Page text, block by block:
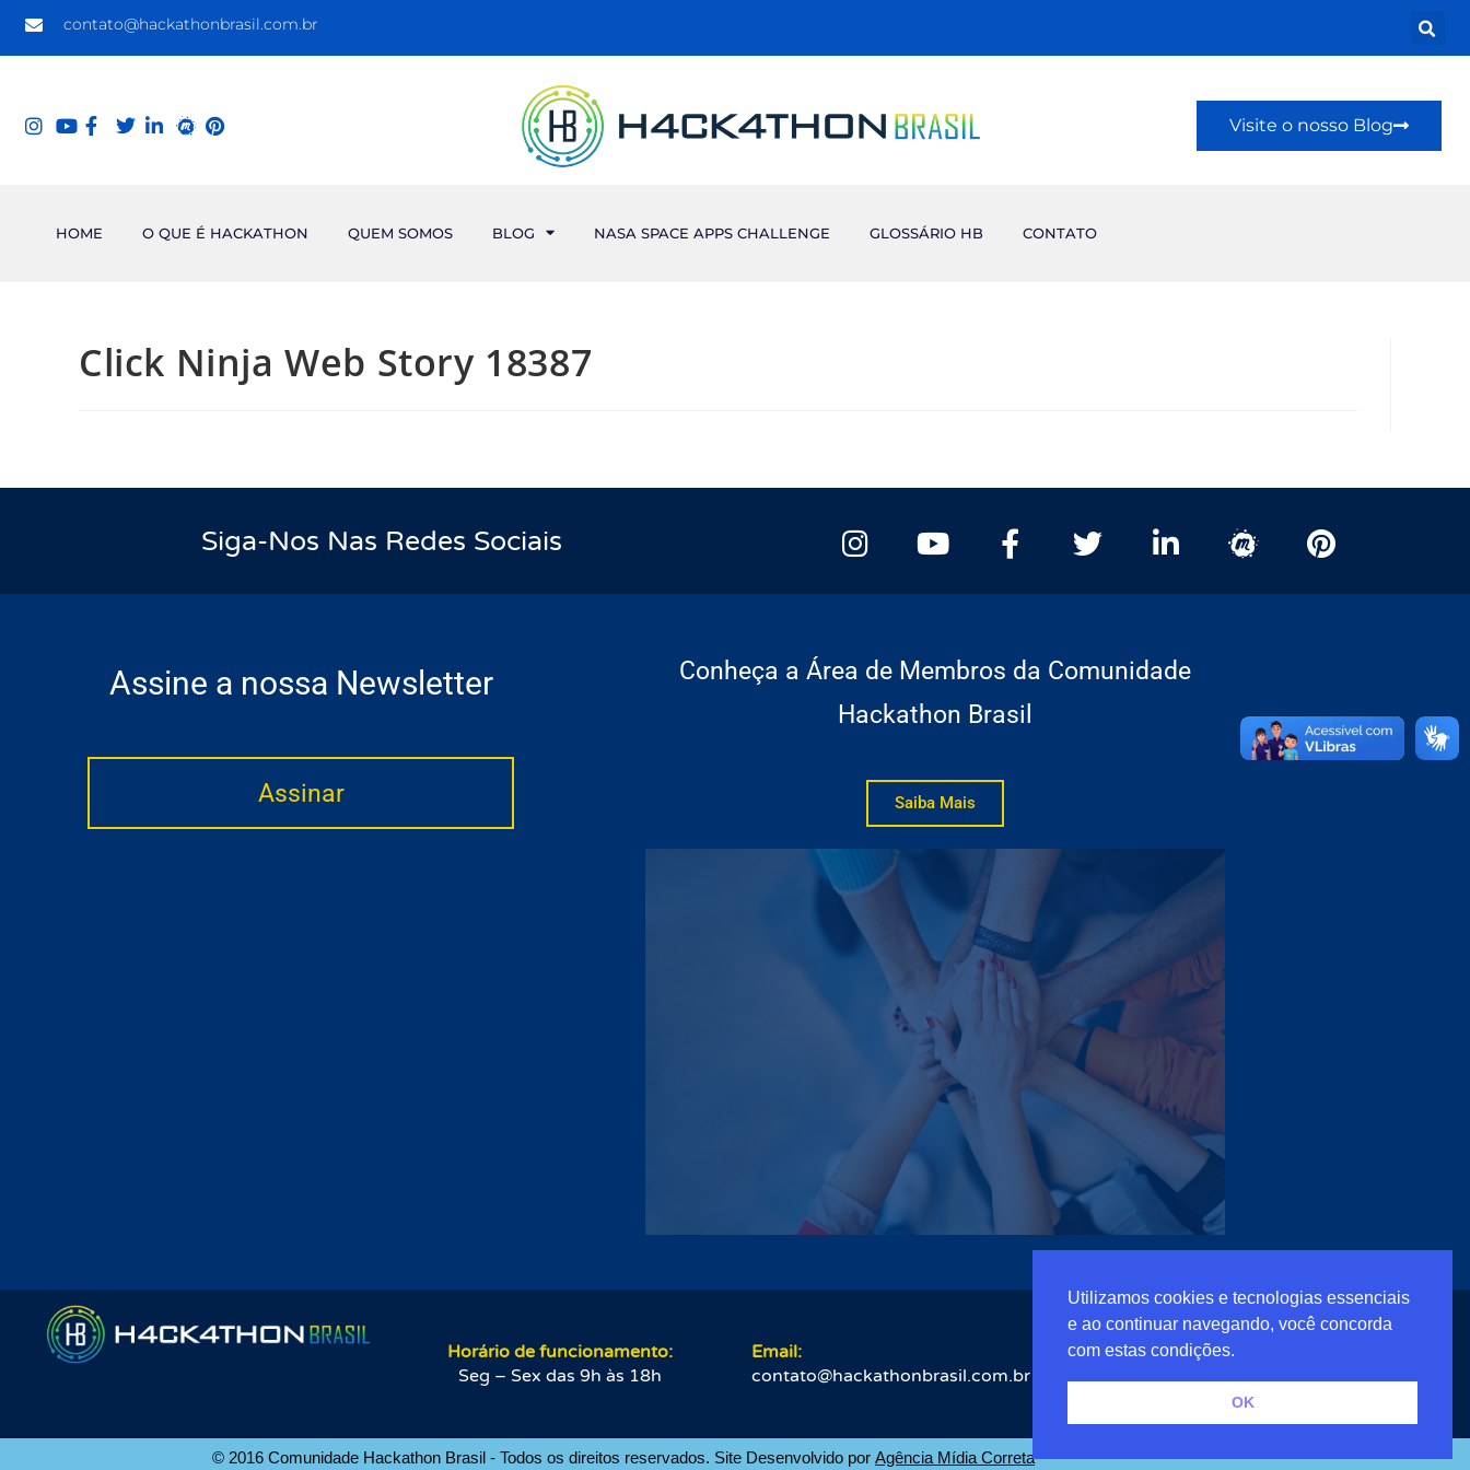
contato@hackathonbrasil.com.br
Visite o nosso Blog
HOME O QUE É HACKATHON QUEM SOMOS BLOG NASA SPACE APPS CHALLENGE GLOSSÁRIO HB CONTATO
Click Ninja Web Story 18387
Siga-Nos Nas Redes Sociais
Assine a nossa Newsletter
Assinar
Conheça a Área de Membros da Comunidade
Hackathon Brasil
Saiba Mais
Horário de funcionamento:
Seg – Sex das 9h às 18h
Email:
contato@hackathonbrasil.com.br
Conheça a nossaPolítica de
Privacidade
Publicar em nosso site
© 2016 Comunidade Hackathon Brasil - Todos os direitos reservados. Site Desenvolvido por Agência Mídia Correta
Utilizamos cookies e tecnologias essenciais
e ao continuar navegando, você concorda
com estas condições.
OK